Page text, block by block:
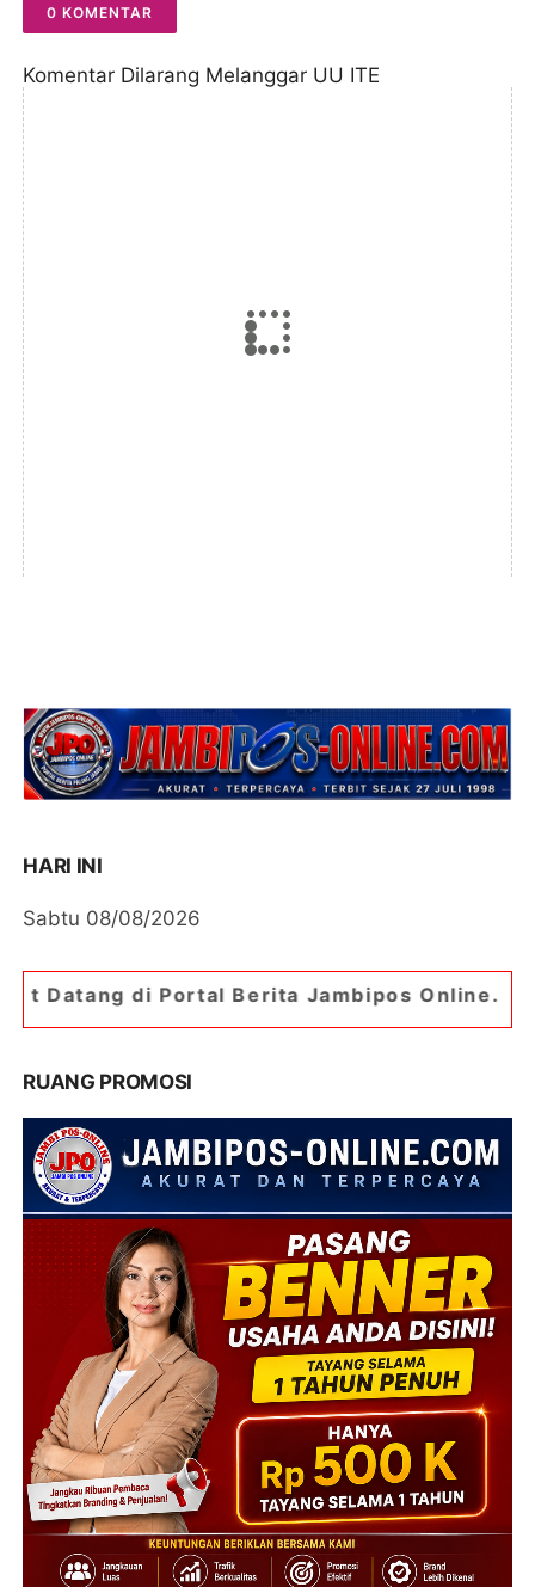
0 KOMENTAR
Komentar Dilarang Melanggar UU ITE
HARI INI
Sabtu 08/08/2026
Berita Jambipos Online. Portal Berita
RUANG PROMOSI